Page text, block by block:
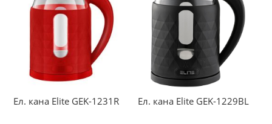
Ел. кана Elite GEK-1231R Ел. кана Elite GEK-1229BL